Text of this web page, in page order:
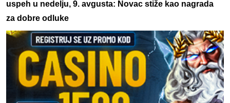
uspeh u nedelju, 9. avgusta: Novac stiže kao nagrada
za dobre odluke